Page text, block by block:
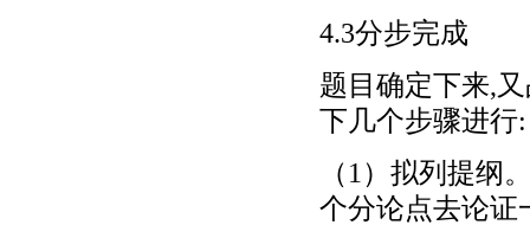
4.3分步完成
题目确定下来,
下几个步骤进行:
（1）拟列提纲
个分论点去论证